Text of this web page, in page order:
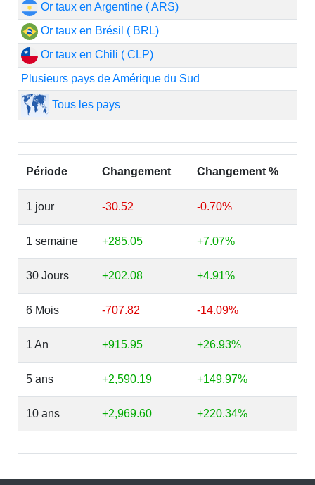
Or taux en Argentine ( ARS)
Or taux en Brésil ( BRL)
Or taux en Chili ( CLP)
Plusieurs pays de Amérique du Sud
Tous les pays
Période Changement Changement %
1 jour -30.52 -0.70%
1 semaine +285.05 +7.07%
30 Jours +202.08 +4.91%
6 Mois -707.82 -14.09%
1 An +915.95 +26.93%
5 ans +2,590.19 +149.97%
10 ans +2,969.60 +220.34%